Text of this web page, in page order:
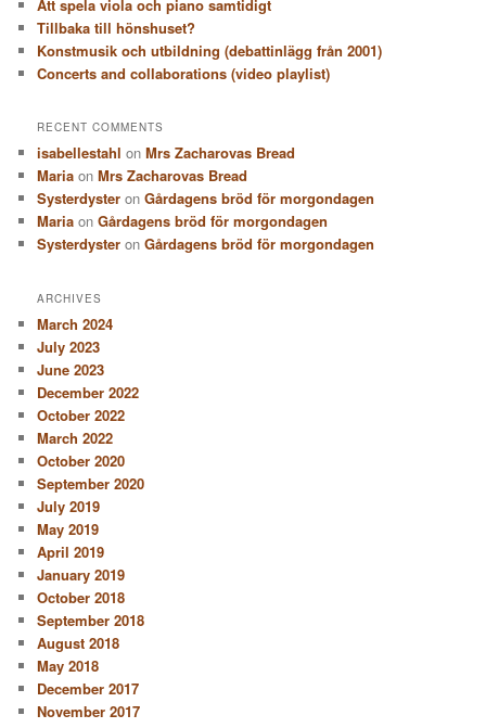
Att spela viola och piano samtidigt
Tillbaka till hönshuset?
Konstmusik och utbildning (debattinlägg från 2001)
Concerts and collaborations (video playlist)
RECENT COMMENTS
isabellestahl onMrs Zacharovas Bread
Maria onMrs Zacharovas Bread
Systerdyster onGårdagens bröd för morgondagen
Maria onGårdagens bröd för morgondagen
Systerdyster onGårdagens bröd för morgondagen
ARCHIVES
March 2024
July 2023
June 2023
December 2022
October 2022
March 2022
October 2020
September 2020
July 2019
May 2019
April 2019
January 2019
October 2018
September 2018
August 2018
May 2018
December 2017
November 2017